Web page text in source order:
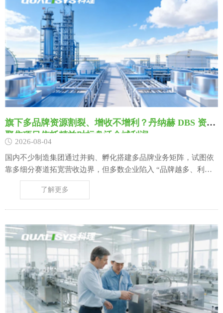
旗下多品牌资源割裂、增收不增利？丹纳赫 DBS 资源
聚焦项目依托精益对标盘活全域利润
2026-08-04
国内不少制造集团通过并购、孵化搭建多品牌业务矩阵，试图依
靠多细分赛道拓宽营收边界，但多数企业陷入 “品牌越多、利润
越薄” 的经营困局：各品牌独立搭建研发、供应链、渠道、营销
团队，核心技术、客户资源、产能资产相互割裂，市场推广、模
了解更多